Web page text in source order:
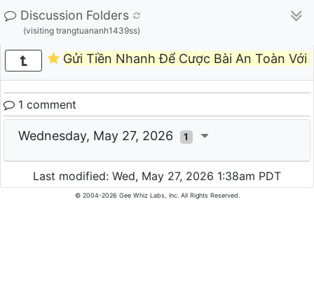
Discussion Folders
(visiting trangtuananh1439ss)
Gửi Tiền Nhanh Để Cược Bài An Toàn Với
1 comment
Wednesday, May 27, 2026 1
Last modified: Wed, May 27, 2026 1:38am PDT
© 2004-2026 Gee Whiz Labs, Inc. All Rights Reserved.